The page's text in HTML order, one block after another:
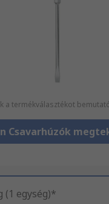
a termékválasztékot
Csavarhúzók
(1 egység)*